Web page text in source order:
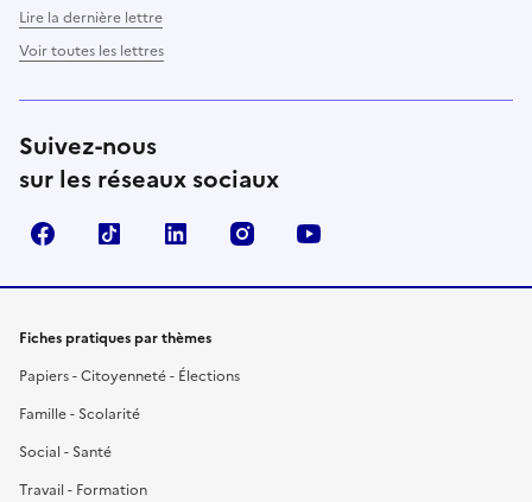
Lire la dernière lettre
Voir toutes les lettres
Suivez-nous
sur les réseaux sociaux
FacebookTikTok LinkedIn Instagram
Fiches pratiques par thèmes
Papiers - Citoyenneté - Élections
Famille - Scolarité
Social - Santé
Travail - Formation